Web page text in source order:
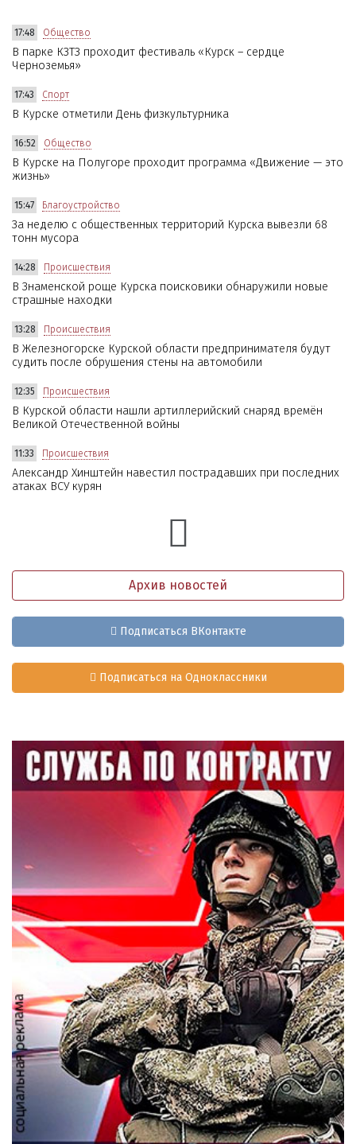
17:48 Общество
В парке КЗТЗ проходит фестиваль «Курск – сердце
Черноземья»
17:43 Спорт
В Курске отметили День физкультурника
16:52 Общество
В Курске на Полугоре проходит программа «Движение — это
жизнь»
15:47 Благоустройство
За неделю с общественных территорий Курска вывезли 68
тонн мусора
14:28 Происшествия
В Знаменской роще Курска поисковики обнаружили новые
страшные находки
13:28 Происшествия
В Железногорске Курской области предпринимателя будут
судить после обрушения стены на автомобили
12:35 Происшествия
В Курской области нашли артиллерийский снаряд времён
Великой Отечественной войны
11:33 Происшествия
Александр Хинштейн навестил пострадавших при последних
атаках ВСУ курян
Архив новостей
Подписаться ВКонтакте
Подписаться на Одноклассники